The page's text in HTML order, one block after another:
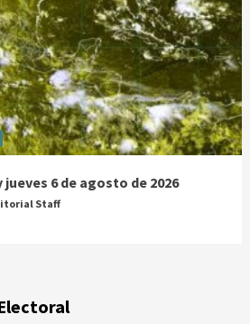
6 de agosto de 2026
Staff